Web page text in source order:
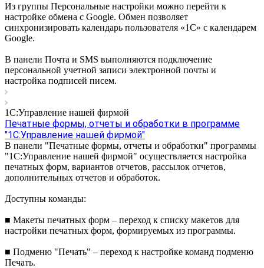
Из группы Персональные настройки можно перейти к
настройке обмена с Google. Обмен позволяет
синхронизировать календарь пользователя «1С» с календарем
Google.
В панели Почта и SMS выполняются подключение
персональной учетной записи электронной почты и
настройка подписей писем.
1С:Управление нашей фирмой
Печатные формы, отчеты и обработки в программе
"1С:Управление нашей фирмой"
В панели "Печатные формы, отчеты и обработки" программы
"1С:Управление нашей фирмой" осуществляется настройка
печатных форм, вариантов отчетов, рассылок отчетов,
дополнительных отчетов и обработок.
Доступны команды:
■ Макеты печатных форм – переход к списку макетов для
настройки печатных форм, формируемых из программы.
■ Подменю "Печать" – переход к настройке команд подменю
Печать.